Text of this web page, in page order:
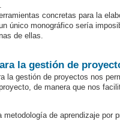
concretas para la
único monográfico sería
de ellas.
la gestión de
la gestión de proyectos nos
de manera que nos
metodología de aprendizaje